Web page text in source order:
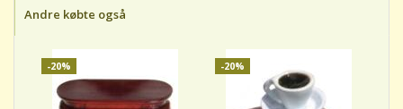
Andre købte også
-20% -20%